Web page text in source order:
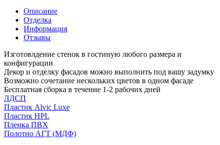
Описание
Отделка
Информация
Отзывы
Изготовлдение стенок в гостиную любого размера и
конфигурации
Декор и отделку фасадов можно выполнить под вашу задумку
Возможно сочетание нескольких цветов в одном фасаде
Бесплатная сборка в течение 1-2 рабочих дней
ЛДСП
Пластик Alvic Luxe
Пластик HPL
Пленка ПВХ
Полотно АГТ (МДФ)